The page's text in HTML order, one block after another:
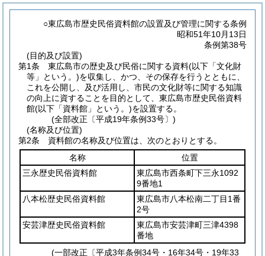
○東広島市歴史民俗資料館の設置及び管理に関する条例
昭和51年10月13日
条例第38号
(目的及び設置)
第1条
東広島市の歴史及び民俗に関する資料(以下「文化財
等」という。)を収集し、かつ、その保存を行うとともに、
これを公開し、及び活用し、市民の文化財等に関する知識
の向上に資することを目的として、東広島市歴史民俗資料
館(以下「資料館」という。)を設置する。
(全部改正〔平成19年条例33号〕)
(名称及び位置)
第2条
資料館の名称及び位置は、次のとおりとする。
名称
位置
三永歴史民俗資料館
東広島市西条町下三永1092
9番地1
八本松歴史民俗資料館
東広島市八本松南二丁目1番
2号
安芸津歴史民俗資料館
東広島市安芸津町三津4398
番地
(一部改正〔平成3年条例34号・16年34号・19年33